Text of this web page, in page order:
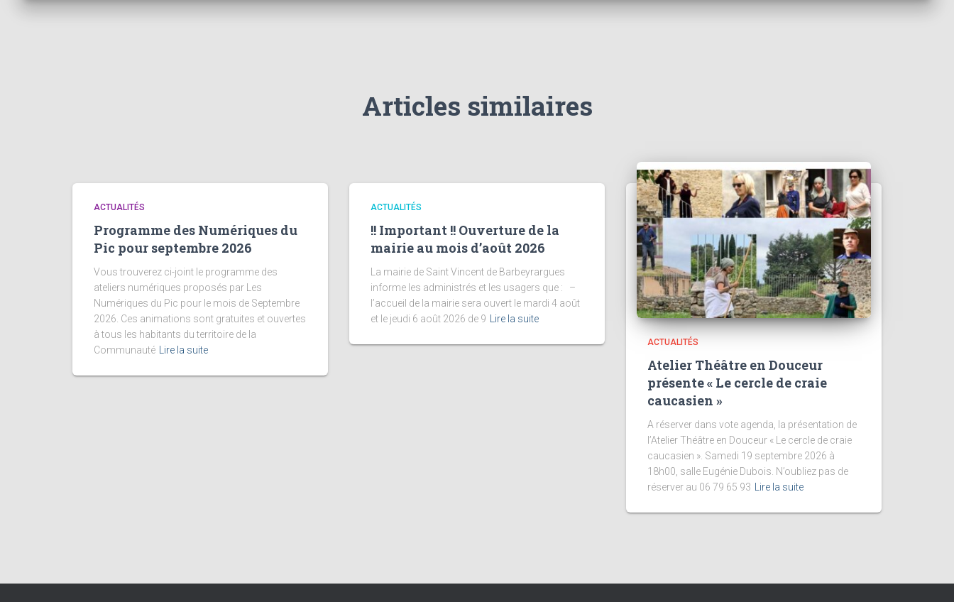
Articles similaires
ACTUALITÉS
Programme des Numériques du
Pic pour septembre 2026
Vous trouverez ci-joint le programme des
ateliers numériques proposés par Les
Numériques du Pic pour le mois de Septembre
2026. Ces animations sont gratuites et ouvertes
à tous les habitants du territoire de la
Communauté
Lire la suite
ACTUALITÉS
!! Important !! Ouverture de la
mairie au mois d’août 2026
La mairie de Saint Vincent de Barbeyrargues
informe les administrés et les usagers que : –
l’accueil de la mairie sera ouvert le mardi 4 août
et le jeudi 6 août 2026 de 9
Lire la suite
ACTUALITÉS
Atelier Théâtre en Douceur
présente « Le cercle de craie
caucasien »
A réserver dans vote agenda, la présentation de
l’Atelier Théâtre en Douceur « Le cercle de craie
caucasien ». Samedi 19 septembre 2026 à
18h00, salle Eugénie Dubois. N’oubliez pas de
réserver au 06 79 65 93
Lire la suite